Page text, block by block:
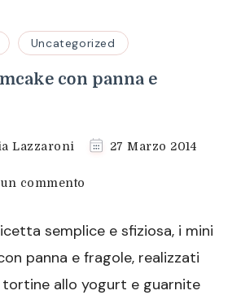
Uncategorized
con panna e
Lazzaroni 27 Marzo 2014
commento
con
panna
fragole
semplice e sfiziosa, i mini
panna e fragole, realizzati
allo yogurt e guarnite